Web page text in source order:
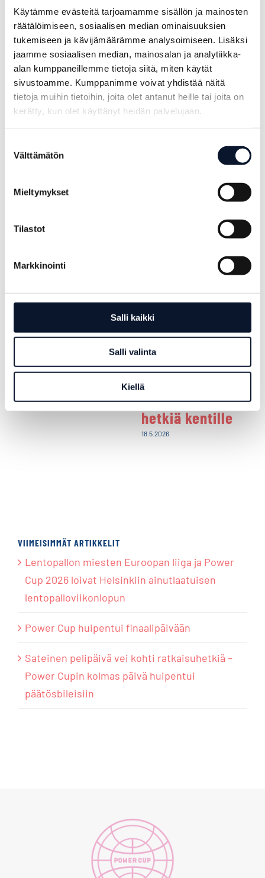
Käytämme evästeitä tarjoamamme sisällön ja mainosten
räätälöimiseen, sosiaalisen median ominaisuuksien
tukemiseen ja kävijämäärämme analysoimiseen. Lisäksi
jaamme sosiaalisen median, mainosalan ja analytiikka-
alan kumppaneillemme tietoja siitä, miten käytät
sivustoamme. Kumppanimme voivat yhdistää näitä
tietoja muihin tietoihin, joita olet antanut heille tai joita on
kerätty, kun olet käyttänyt heidän palvelujaan.
valinta
Välttämätön
Mieltymykset
Tilastot
Markkinointi
Salli kaikki
Salli valinta
Kiellä
oppia koko ajan lisää”. ”Täällä eletään
lentopallolle ja sen näkee kaikkialla!”.
Ruokalinjastolla työskentelevä Masach lähettää
pelaajille terveisiä: ”Vapaaehtoisena voi tuntea
pelaajien energian”.
Samankaltaisia
kirjoituksia
Rantalainen
Linkosuo ja
Power Cup
aloittavat
yhteistyön –
energiaa ja
herkullisia
hetkiä kentille
18.5.2026
VIIMEISIMMÄT ARTIKKELIT
Lentopallon miesten Euroopan liiga ja Power
Cup 2026 loivat Helsinkiin ainutlaatuisen
lentopalloviikonlopun
Power Cup huipentui finaalipäivään
Sateinen pelipäivä vei kohti ratkaisuhetkiä –
Power Cupin kolmas päivä huipentui
päätösbileisiin